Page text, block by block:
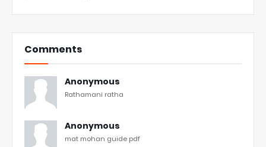
Comments
Anonymous
Rathamani ratha
Anonymous
mat mohan guide pdf